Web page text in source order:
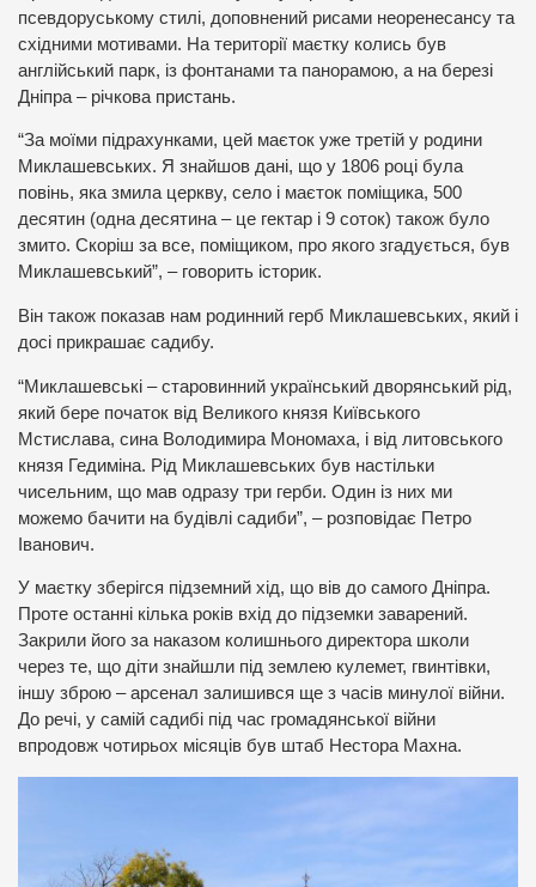
псевдоруському стилі, доповнений рисами неоренесансу та
східними мотивами. На території маєтку колись був
англійський парк, із фонтанами та панорамою, а на березі
Дніпра – річкова пристань.
“За моїми підрахунками, цей маєток уже третій у родини
Миклашевських. Я знайшов дані, що у 1806 році була
повінь, яка змила церкву, село і маєток поміщика, 500
десятин (одна десятина – це гектар і 9 соток) також було
змито. Скоріш за все, поміщиком, про якого згадується, був
Миклашевський”, – говорить історик.
Він також показав нам родинний герб Миклашевських, який і
досі прикрашає садибу.
“Миклашевські – старовинний український дворянський рід,
який бере початок від Великого князя Київського
Мстислава, сина Володимира Мономаха, і від литовського
князя Гедиміна. Рід Миклашевських був настільки
чисельним, що мав одразу три герби. Один із них ми
можемо бачити на будівлі садиби”, – розповідає Петро
Іванович.
У маєтку зберігся підземний хід, що вів до самого Дніпра.
Проте останні кілька років вхід до підземки заварений.
Закрили його за наказом колишнього директора школи
через те, що діти знайшли під землею кулемет, гвинтівки,
іншу зброю – арсенал залишився ще з часів минулої війни.
До речі, у самій садибі під час громадянської війни
впродовж чотирьох місяців був штаб Нестора Махна.